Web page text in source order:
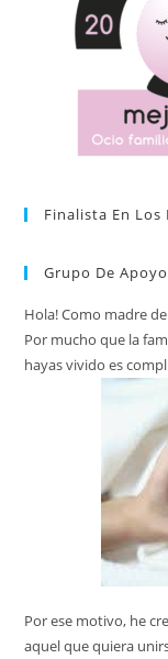
Finalista En
Grupo De
Hola! Como madre
Por mucho que la
hayas vivido es
Por ese motivo, he
aquel que quiera